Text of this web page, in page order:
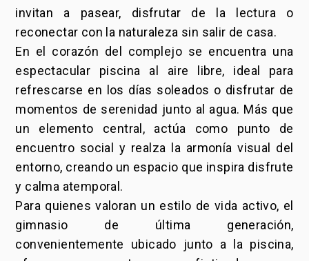
invitan a pasear, disfrutar de la lectura o
reconectar con la naturaleza sin salir de casa.
En el corazón del complejo se encuentra una
espectacular piscina al aire libre, ideal para
refrescarse en los días soleados o disfrutar de
momentos de serenidad junto al agua. Más que
un elemento central, actúa como punto de
encuentro social y realza la armonía visual del
entorno, creando un espacio que inspira disfrute
y calma atemporal.
Para quienes valoran un estilo de vida activo, el
gimnasio de última generación,
convenientemente ubicado junto a la piscina,